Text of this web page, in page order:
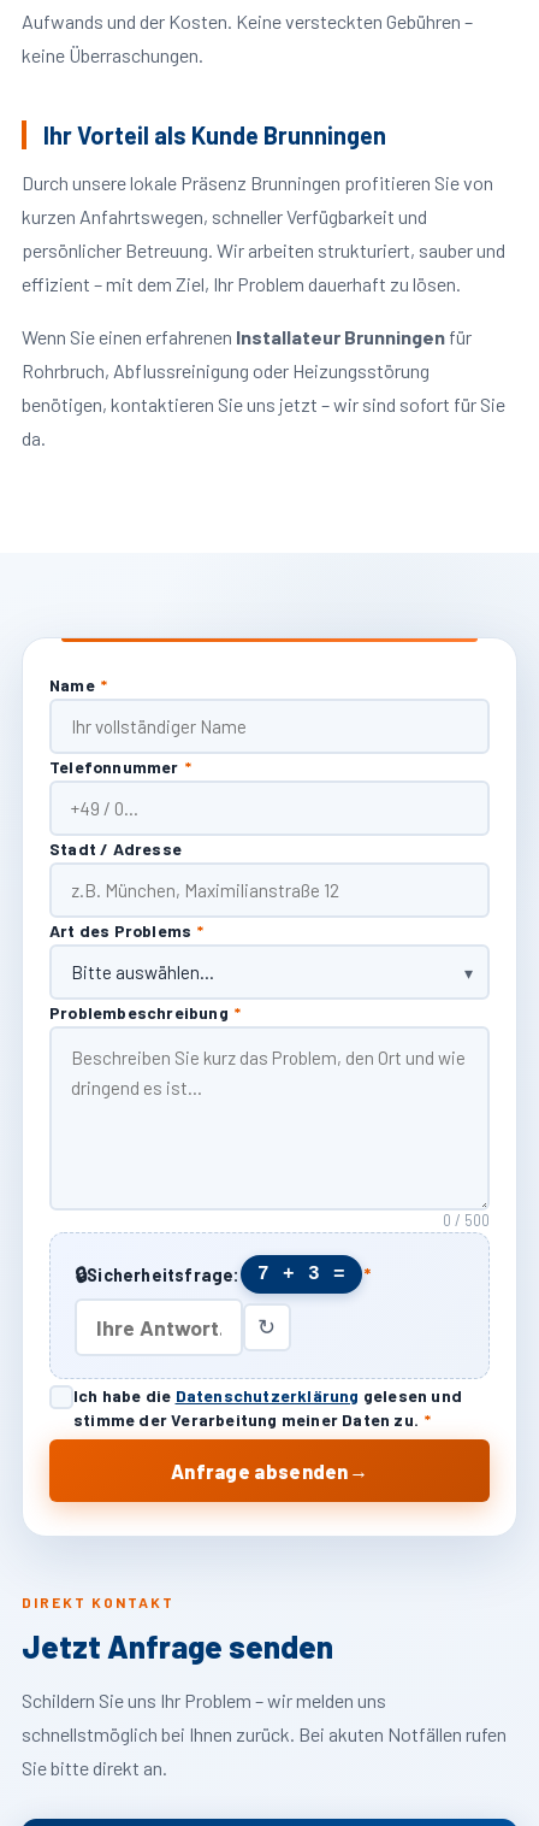
Aufwands und der Kosten. Keine versteckten Gebühren –
keine Überraschungen.
Ihr Vorteil als Kunde Brunningen
Durch unsere lokale Präsenz Brunningen profitieren Sie von
kurzen Anfahrtswegen, schneller Verfügbarkeit und
persönlicher Betreuung. Wir arbeiten strukturiert, sauber und
effizient – mit dem Ziel, Ihr Problem dauerhaft zu lösen.
Wenn Sie einen erfahrenen Installateur Brunningenfür
Rohrbruch, Abflussreinigung oder Heizungsstörung
benötigen, kontaktieren Sie uns jetzt – wir sind sofort für Sie
da.
DIREKT KONTAKT
Jetzt Anfrage senden
Schildern Sie uns Ihr Problem – wir melden uns
schnellstmöglich bei Ihnen zurück. Bei akuten Notfällen rufen
Sie bitte direkt an.
Name *
Telefonnummer *
Stadt / Adresse
Art des Problems *
Problembeschreibung *
0 / 500
🔒Sicherheitsfrage: 7 + 3 = *
↻
Ich habe die Datenschutzerklärung gelesen und
stimme der Verarbeitung meiner Daten zu. *
Anfrage absenden →